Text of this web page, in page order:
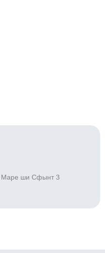
Маре ши Сфынт 3